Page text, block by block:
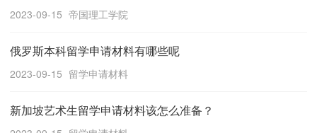
2023-09-15 帝国理工学院
俄罗斯本科留学申请材料有哪些呢
2023-09-15 留学申请材料
新加坡艺术生留学申请材料该怎么准备？